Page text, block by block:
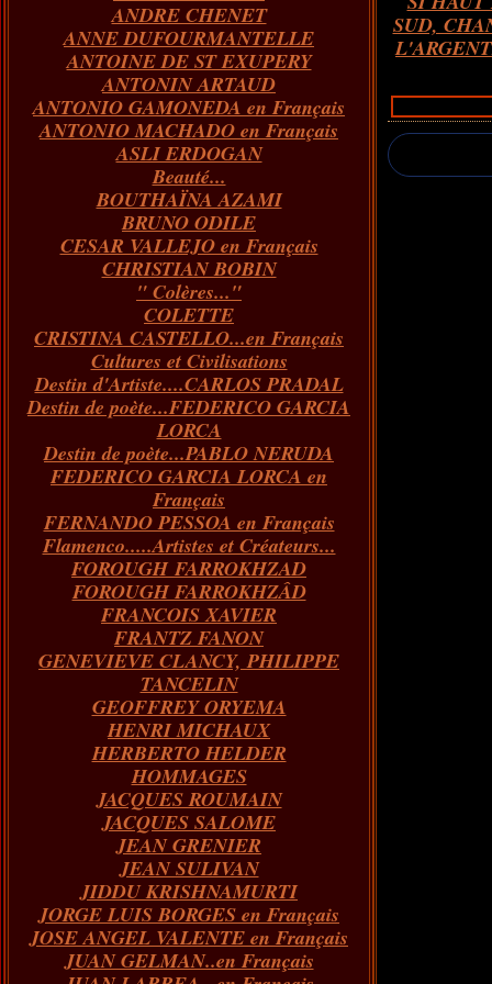
Janvier(60)
Février(68)
Janvier(86)
Mars(65)
Février(70)
Janvier(66)
Avril(76)
Mars(66)
Février(67)
Janvier(73)
Mai(82)
Avril(62)
Mars(66)
Février(55)
Janvier(43)
Juin(84)
Mai(89)
Avril(59)
Mars(73)
Février(54)
Janvier(51)
Juillet(72)
Juin(65)
Mai(97)
Avril(73)
Mars(100)
Février(146)
Janvier(124)
Août(40)
Juillet(31)
Juin(26)
ANDRE CHENET
ANNE DUFOURMANTELLE
ANTOINE DE ST EXUPERY
ANTONIN ARTAUD
ANTONIO GAMONEDA en Français
ANTONIO MACHADO en Français
ASLI ERDOGAN
Beauté...
BOUTHAÏNA AZAMI
BRUNO ODILE
CESAR VALLEJO en Français
CHRISTIAN BOBIN
" Colères..."
COLETTE
CRISTINA CASTELLO...en Français
Cultures et Civilisations
Destin d'Artiste....CARLOS PRADAL
Destin de poète...FEDERICO GARCIA
LORCA
Destin de poète...PABLO NERUDA
FEDERICO GARCIA LORCA en
Français
FERNANDO PESSOA en Français
Flamenco.....Artistes et Créateurs...
FOROUGH FARROKHZAD
FOROUGH FARROKHZÂD
FRANCOIS XAVIER
FRANTZ FANON
GENEVIEVE CLANCY, PHILIPPE
TANCELIN
GEOFFREY ORYEMA
HENRI MICHAUX
HERBERTO HELDER
HOMMAGES
JACQUES ROUMAIN
JACQUES SALOME
JEAN GRENIER
JEAN SULIVAN
JIDDU KRISHNAMURTI
JORGE LUIS BORGES en Français
JOSE ANGEL VALENTE en Français
JUAN GELMAN..en Français
SUD,